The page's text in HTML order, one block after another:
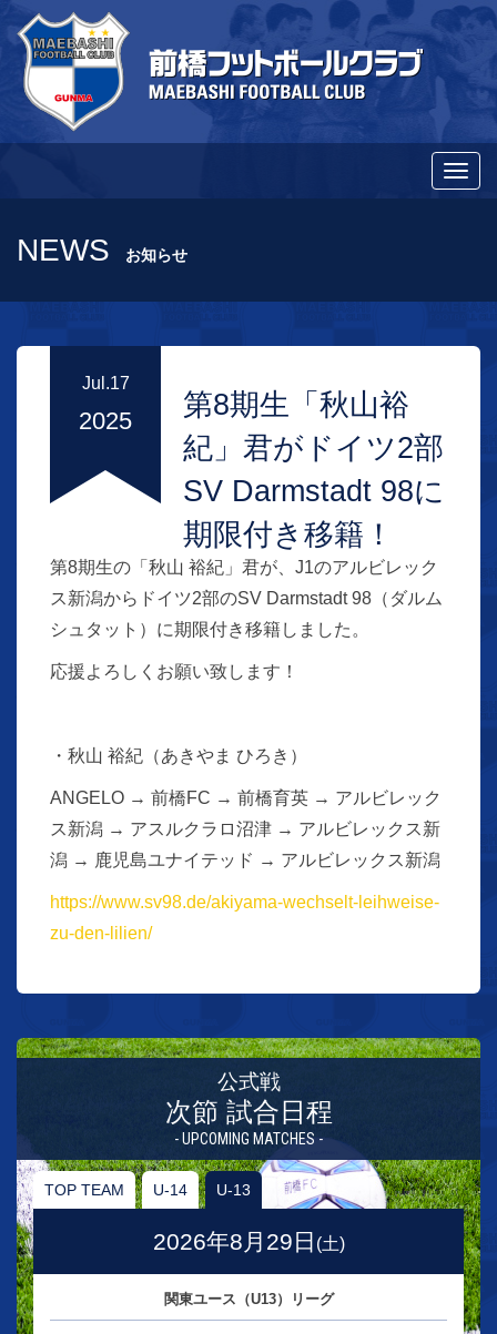
メ
切
NEWS お知らせ
Jul.17
2025
第8期生「秋山裕
紀」君がドイツ2部
SV Darmstadt 98に
期限付き移籍！
第8期生の「秋山 裕紀」君が、J1のアルビレック
ス新潟からドイツ2部のSV Darmstadt 98（ダルム
シュタット）に期限付き移籍しました。
応援よろしくお願い致します！
・秋山 裕紀（あきやま ひろき）
ANGELO → 前橋FC → 前橋育英 → アルビレック
ス新潟 → アスルクラロ沼津 → アルビレックス新
潟 → 鹿児島ユナイテッド → アルビレックス新潟
https://www.sv98.de/akiyama-wechselt-leihweise-
zu-den-lilien/
公式戦
次節 試合日程
- UPCOMING MATCHES -
TOP TEAM U-14 U-13
2026年8月29日 (土)
関東ユース（U13）リーグ